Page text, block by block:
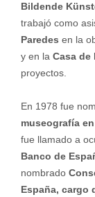
Bildende
trabajó como
Paredes en la
y en la Casa de
proyectos.
En 1978 fue
museografía
fue llamado a
Banco de
nombrado
España, cargo